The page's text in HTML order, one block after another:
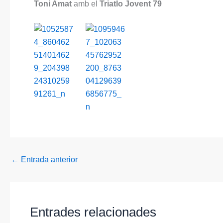
Toni Amat amb el Triatlo Jovent 79
← Entrada anterior
Entrades relacionades